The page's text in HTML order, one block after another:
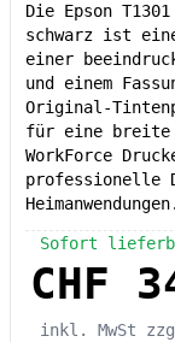
Die Epson
schwarz ist
einer
und einem
Original-
für eine breite
WorkForce
professionelle
Heimanwendungen.
Sofort
CHF
inkl. MwSt